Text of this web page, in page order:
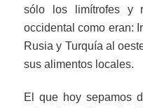
sólo los limítrofes y
occidental como eran:
Rusia y Turquía al
sus alimentos locales.
El que hoy sepamos